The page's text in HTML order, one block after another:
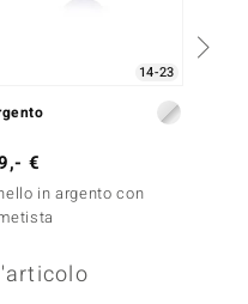
14-23
€
in argento con